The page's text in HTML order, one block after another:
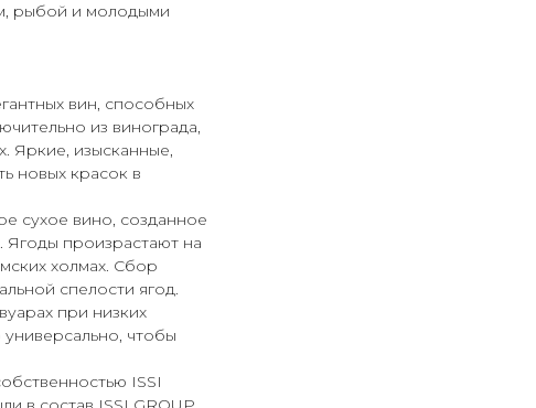
рыбой и молодыми
вин, способных
из винограда,
Яркие, изысканные,
новых красок в
сухое вино, созданное
Ягоды произрастают на
холмах. Сбор
спелости ягод.
при низких
чтобы
ISSI